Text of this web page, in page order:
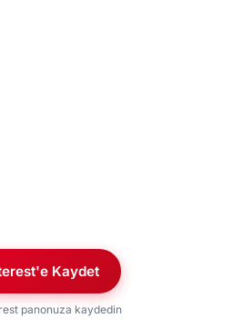
Kaydet
panonuza kaydedin